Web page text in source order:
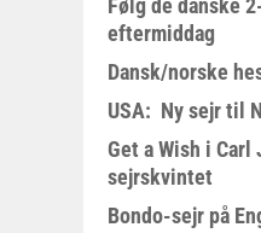
Følg de danske
eftermiddag
Dansk/norske
USA: Ny sejr til
Get a Wish i Carl
sejrskvintet
Bondo-sejr på